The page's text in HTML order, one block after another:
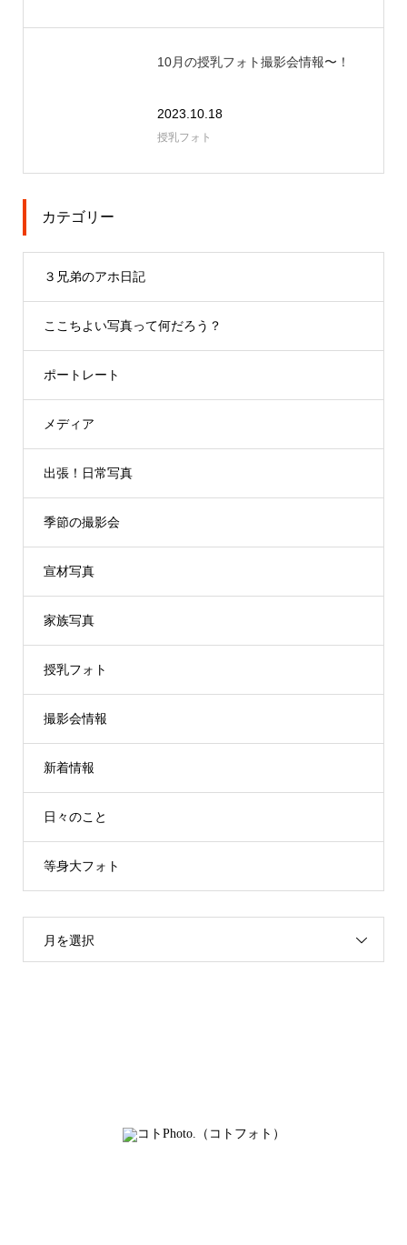
10月の授乳フォト撮影会情報〜！
2023.10.18
授乳フォト
カテゴリー
３兄弟のアホ日記
ここちよい写真って何だろう？
ポートレート
メディア
出張！日常写真
季節の撮影会
宣材写真
家族写真
授乳フォト
撮影会情報
新着情報
日々のこと
等身大フォト
月を選択